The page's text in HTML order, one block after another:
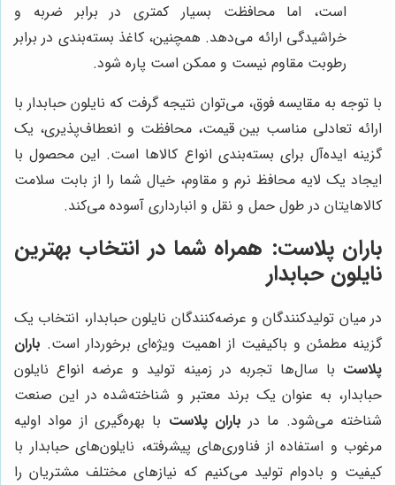
است، اما محافظت بسیار کمتری در برابر ضربه و
خراشیدگی ارائه می‌دهد. همچنین، کاغذ بسته‌بندی در برابر
رطوبت مقاوم نیست و ممکن است پاره شود.
با توجه به مقایسه فوق، می‌توان نتیجه گرفت که نایلون حبابدار با
ارائه تعادلی مناسب بین قیمت، محافظت و انعطاف‌پذیری، یک
گزینه ایده‌آل برای بسته‌بندی انواع کالاها است. این محصول با
ایجاد یک لایه محافظ نرم و مقاوم، خیال شما را از بابت سلامت
کالاهایتان در طول حمل و نقل و انبارداری آسوده می‌کند.
باران پلاست: همراه شما در انتخاب بهترین
نایلون حبابدار
در میان تولیدکنندگان و عرضه‌کنندگان نایلون حبابدار، انتخاب یک
گزینه مطمئن و باکیفیت از اهمیت ویژه‌ای برخوردار است. باران
پلاست با سال‌ها تجربه در زمینه تولید و عرضه انواع نایلون
حبابدار، به عنوان یک برند معتبر و شناخته‌شده در این صنعت
شناخته می‌شود. ما در باران پلاست با بهره‌گیری از مواد اولیه
مرغوب و استفاده از فناوری‌های پیشرفته، نایلون‌های حبابدار با
کیفیت و بادوام تولید می‌کنیم که نیازهای مختلف مشتریان را